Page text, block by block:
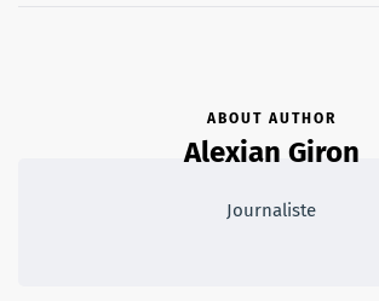
ABOUT AUTHOR
Alexian Giron
Journaliste